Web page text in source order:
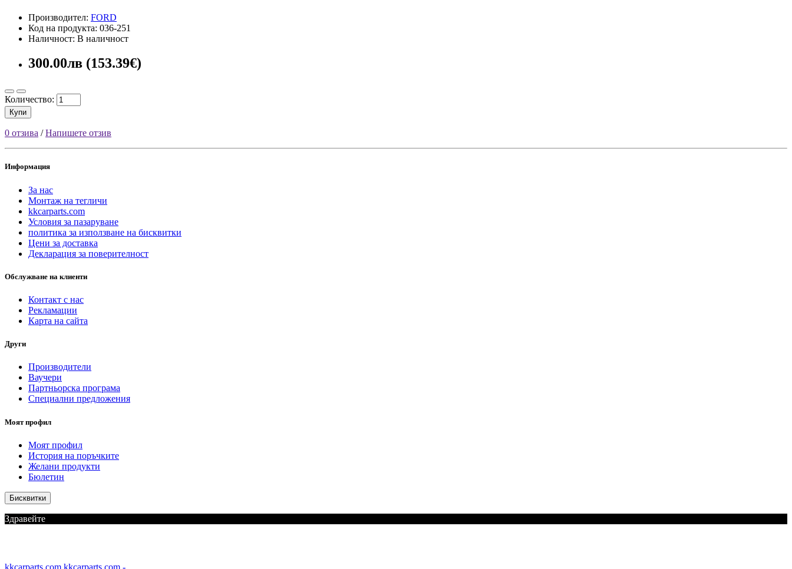
Производител: FORD
Код на продукта: 036-251
Наличност: В наличност
300.00лв (153.39€)
Количество:
Купи
0 отзива /Напишете отзив
Информация
За нас
Монтаж на тегличи
kkcarparts.com
Условия за пазаруване
политика за използване на бисквитки
Цени за доставка
Декларация за поверителност
Обслужване на клиенти
Контакт с нас
Рекламации
Карта на сайта
Други
Производители
Ваучери
Партньорска програма
Специални предложения
Моят профил
Моят профил
История на поръчките
Желани продукти
Бюлетин
Бисквитки
Здравейте
kkcarparts.com kkcarparts.com -